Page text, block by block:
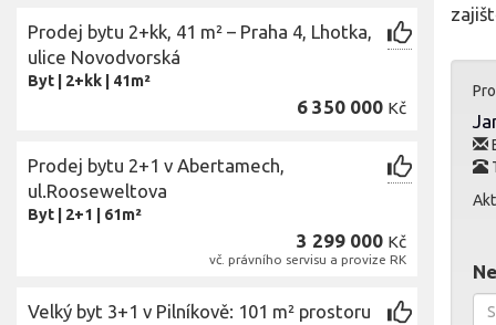
Prodej bytu 2+kk, 41 m² – Praha 4, Lhotka,
ulice Novodvorská
Byt 2+kk 41m²
6 350 000 Kč
Prodej bytu 2+1 v Abertamech,
ul.Rooseweltova
Byt 2+1 61m²
3 299 000 Kč
vč. právního servisu a provize RK
Velký byt 3+1 v Pilníkově: 101 m² prostoru